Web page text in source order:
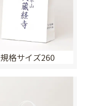
規格サイズ260